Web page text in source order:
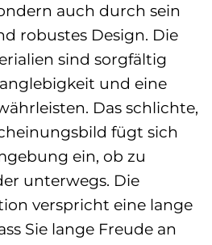
auch durch sein
robustes Design. Die
sind sorgfältig
und eine
Das schlichte,
fügt sich
ein, ob zu
unterwegs. Die
verspricht eine lange
Sie lange Freude an